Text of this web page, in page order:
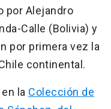
por Alejandro
Calle (Bolivia) y
por primera vez la
continental.
la Colección de